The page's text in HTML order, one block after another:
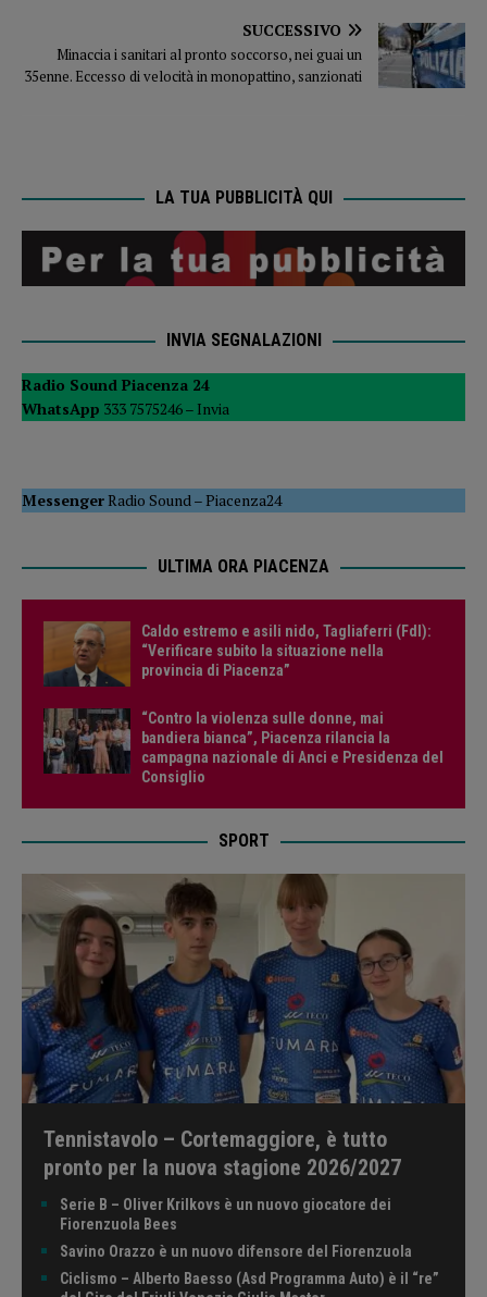
SUCCESSIVO
Minaccia i sanitari al pronto soccorso, nei guai un
35enne. Eccesso di velocità in monopattino, sanzionati
LA TUA PUBBLICITÀ QUI
INVIA SEGNALAZIONI
Radio Sound Piacenza 24
WhatsApp 333 7575246 – Invia
MessengerRadio Sound–Piacenza24
ULTIMA ORA PIACENZA
Caldo estremo e asili nido, Tagliaferri (FdI):
“Verificare subito la situazione nella
provincia di Piacenza”
“Contro la violenza sulle donne, mai
bandiera bianca”, Piacenza rilancia la
campagna nazionale di Anci e Presidenza del
Consiglio
SPORT
Tennistavolo – Cortemaggiore, è tutto
pronto per la nuova stagione 2026/2027
Serie B – Oliver Krilkovs è un nuovo giocatore dei
Fiorenzuola Bees
Savino Orazzo è un nuovo difensore del Fiorenzuola
Ciclismo – Alberto Baesso (Asd Programma Auto) è il “re”